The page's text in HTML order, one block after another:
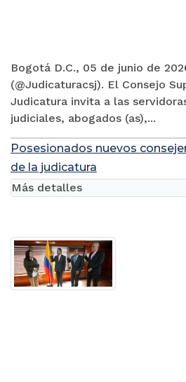
Bogotá D.C., 05 de junio de
(@Judicaturacsj). El Consejo
Judicatura invita a las
judiciales, abogados (as),...
Posesionados nuevos
de la judicatura
Más detalles